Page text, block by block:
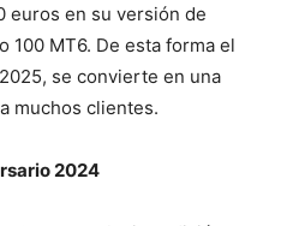
euros en su versión de
100 MT6. De esta forma el
se convierte en una
muchos clientes.
2024